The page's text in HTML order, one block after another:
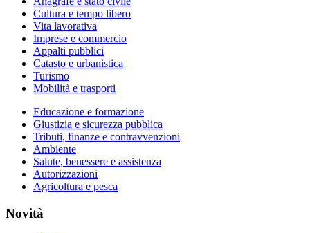
Cultura e tempo libero
Vita lavorativa
Imprese e commercio
Appalti pubblici
Catasto e urbanistica
Turismo
Mobilità e trasporti
Educazione e formazione
Giustizia e sicurezza pubblica
Tributi, finanze e contravvenzioni
Ambiente
Salute, benessere e assistenza
Autorizzazioni
Agricoltura e pesca
Novità